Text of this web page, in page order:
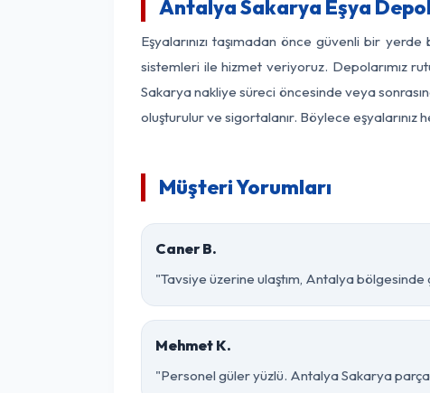
Antalya Sakarya Eşya
Eşyalarınızı taşımadan önce güvenli bir
sistemleri ile hizmet veriyoruz. Depolarımız
Sakarya nakliye süreci öncesinde veya
oluşturulur ve sigortalanır. Böylece eşyalarınız
Müşteri Yorumları
Caner B.
"Tavsiye üzerine ulaştım, Antalya bölgesinde
Mehmet K.
"Personel güler yüzlü. Antalya Sakarya parça